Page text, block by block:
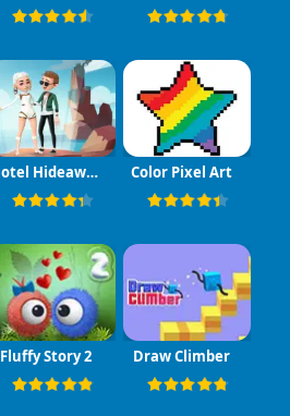
Hotel Hideaway Color Pixel Art
Fluffy Story 2 Draw Climber